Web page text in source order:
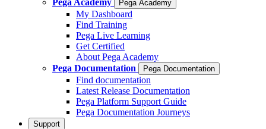
Pega Academy Pega Academy
My Dashboard
Find Training
Pega Live Learning
Get Certified
About Pega Academy
Pega Documentation
Pega Documentation
Find documentation
Latest Release Documentation
Pega Platform Support Guide
Pega Documentation Journeys
Support